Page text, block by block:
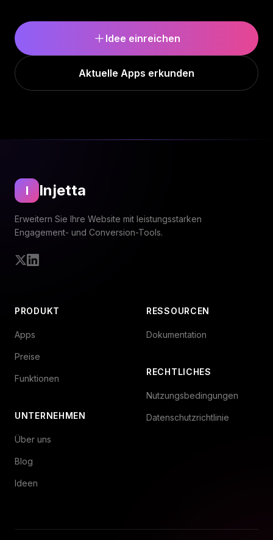
Idee einreichen
Aktuelle Apps erkunden
I Injetta
Erweitern Sie Ihre Website mit leistungsstarken
Engagement- und Conversion-Tools.
TwitterLinkedIn
PRODUKT
Apps
Preise
Funktionen
UNTERNEHMEN
Über uns
Blog
Ideen
RESSOURCEN
Dokumentation
RECHTLICHES
Nutzungsbedingungen
Datenschutzrichtlinie